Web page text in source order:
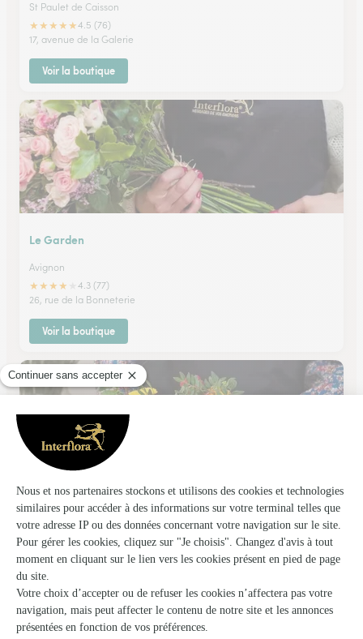
St Paulet de Caisson
★★★★★4.5 (76)
17, avenue de la Galerie
Voir la boutique
Le Garden
Avignon
★★★★
4.3 (77)
26, rue de la Bonneterie
Voir la boutique
La Grange Aux Fleurs
Avignon
★ ★★★ ★4.3 (186)
156, route de Tarascon
Voir la boutique